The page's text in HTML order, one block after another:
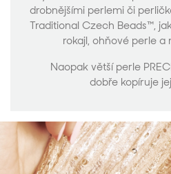
drobnějšími perlemi či
Traditional Czech Beads™,
rokajl, ohňové perle a
Naopak větší perle
dobře kopíruje